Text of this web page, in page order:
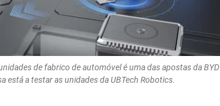
de fabrico de automóvel é uma das apostas da BYD
está a testar as unidades da UBTech Robotics.